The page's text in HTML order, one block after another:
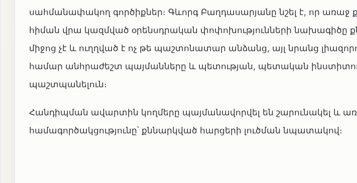
սահմանափակող գործիքներ։ Գևորգ Բաղդասարյանը նշել է, որ
հիման վրա կազմված օրենսդրական փոփոխությունների նախագիծը
միջոց չէ և ուղղված է ոչ թե պաշտոնատար անձանց, այլ նրանց
համար անհրաժեշտ պայմանները և պետության, պետական
պաշտպանելուն։
Հանդիպման ավարտին կողմերը պայմանավորվել են շարունակել և
համագործակցությունը՝ քննարկված հարցերի լուծման նպատակով։